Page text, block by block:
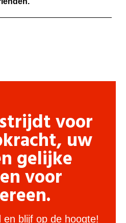
voor
uw
gelijke
voor
en blijf op de hoogte!